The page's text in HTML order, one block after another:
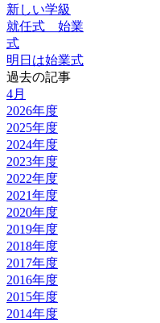
新しい学級
就任式 始業
式
明日は始業式
過去の記事
4月
2026年度
2025年度
2024年度
2023年度
2022年度
2021年度
2020年度
2019年度
2018年度
2017年度
2016年度
2015年度
2014年度